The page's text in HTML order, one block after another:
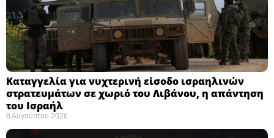
Καταγγελία για νυχτερινή είσοδο ισραηλινών
στρατευμάτων σε χωριό του Λιβάνου, η απάντηση
του Ισραήλ
8 Αυγούστου 2026